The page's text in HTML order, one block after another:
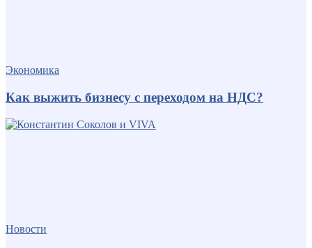
Экономика
Как выжить бизнесу с переходом на НДС?
Новости